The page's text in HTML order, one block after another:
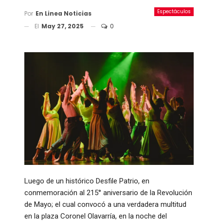
Espectáculos
Por En Linea Noticias
El May 27, 2025 0
Luego de un histórico Desfile Patrio, en
conmemoración al 215° aniversario de la Revolución
de Mayo; el cual convocó a una verdadera multitud
en la plaza Coronel Olavarría, en la noche del